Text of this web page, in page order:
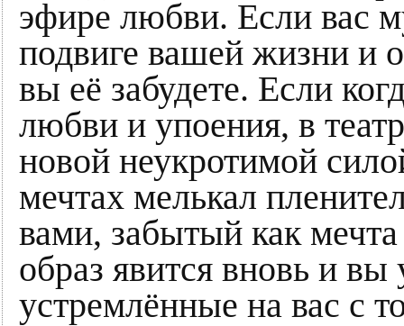
эфире любви. Если вас
подвиге вашей жизни и
вы её забудете. Если
любви и упоения, в
новой неукротимой
мечтах мелькал
вами, забытый как мечта
образ явится вновь и вы
устремлённые на вас с